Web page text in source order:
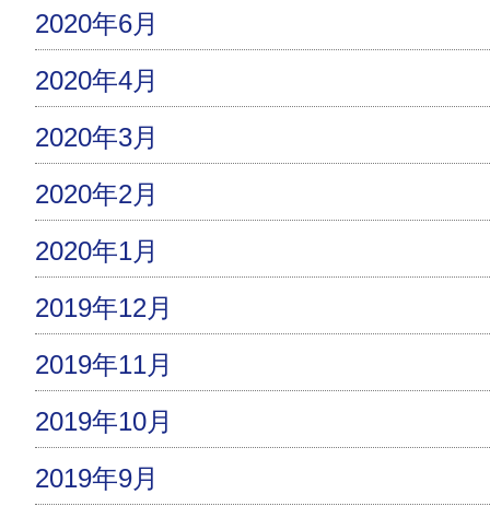
2020年6月
2020年4月
2020年3月
2020年2月
2020年1月
2019年12月
2019年11月
2019年10月
2019年9月